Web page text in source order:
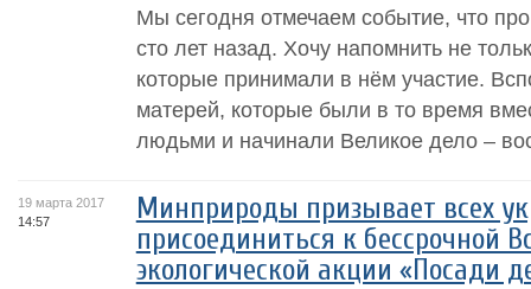
Мы сегодня отмечаем событие, что
сто лет назад. Хочу напомнить не
которые принимали в нём участие.
матерей, которые были в то время
людьми и начинали Великое дело –
19 марта 2017
14:57
Минприроды призывает всех
присоединиться к бессрочной
экологической акции «Посади